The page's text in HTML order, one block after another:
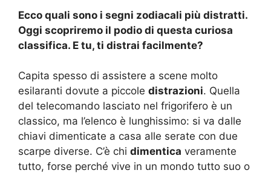
Ecco quali sono i segni zodiacali più distratti.
Oggi scopriremo il podio di questa curiosa
classifica. E tu, ti distrai facilmente?
Capita spesso di assistere a scene molto
esilaranti dovute a piccole distrazioni. Quella
del telecomando lasciato nel frigorifero è un
classico, ma l’elenco è lunghissimo: si va dalle
chiavi dimenticate a casa alle serate con due
scarpe diverse. C’è chi dimentica veramente
tutto, forse perché vive in un mondo tutto suo o